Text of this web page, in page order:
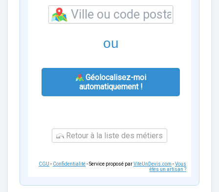
ou
Géolocalisez-moi
automatiquement !
Retour à la liste des métiers
CGU - Confidentialité- Service proposé parViteUnDevis.com -Vous
êtes un artisan ?